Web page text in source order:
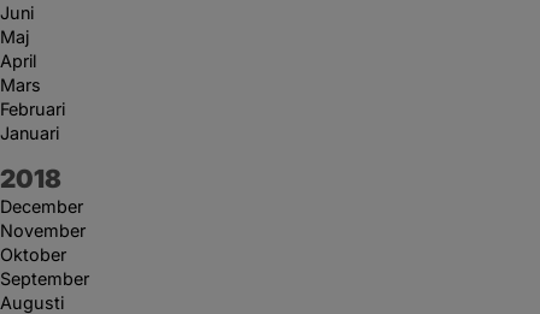
Juni
Maj
April
Mars
Februari
Januari
År:
2018
December
November
Oktober
September
Augusti